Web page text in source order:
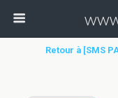
Retour à [SMS